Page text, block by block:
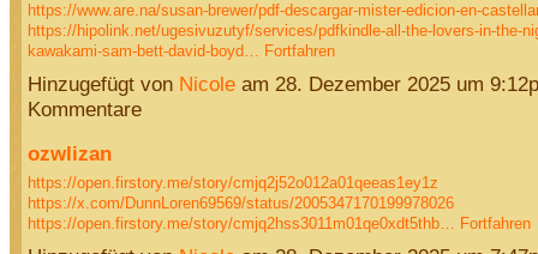
https://www.are.na/susan-brewer/pdf-descargar-mister-edicion-en-
https://hipolink.net/ugesivuzutyf/services/pdfkindle-all-the-lovers-in-the-
kawakami-sam-bett-david-boyd… Fortfahren
Hinzugefügt von Nicoleam 28. Dezember 2025 um
Kommentare
ozwlizan
https://open.firstory.me/story/cmjq2j52o012a01qeeas1ey1z
https://x.com/DunnLoren69569/status/2005347170199978026
https://open.firstory.me/story/cmjq2hss3011m01qe0xdt5thb… Fortfahren